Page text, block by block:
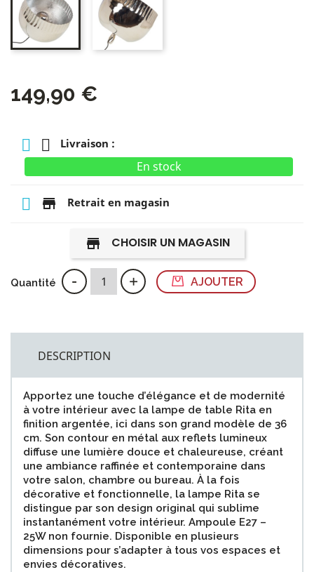
149,90 €
Livraison :
En stock
store Retrait en magasin
store CHOISIR UN MAGASIN
Quantité - + AJOUTER
DESCRIPTION
Apportez une touche d’élégance et de modernité
à votre intérieur avec la lampe de table Rita en
finition argentée, ici dans son grand modèle de 36
cm. Son contour en métal aux reflets lumineux
diffuse une lumière douce et chaleureuse, créant
une ambiance raffinée et contemporaine dans
votre salon, chambre ou bureau. À la fois
décorative et fonctionnelle, la lampe Rita se
distingue par son design original qui sublime
instantanément votre intérieur. Ampoule E27 –
25W non fournie. Disponible en plusieurs
dimensions pour s’adapter à tous vos espaces et
envies décoratives.